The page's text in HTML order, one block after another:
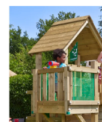
produktu
je
0,0
z
5
hvězdiček.